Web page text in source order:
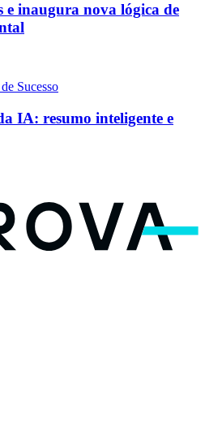
e inaugura nova lógica de
Sucesso
IA: resumo inteligente e